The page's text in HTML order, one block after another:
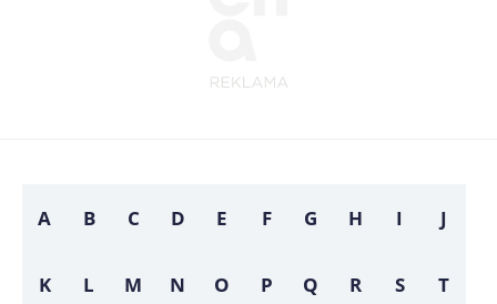
A B C D E F G H I J
K L M N O P Q R S T